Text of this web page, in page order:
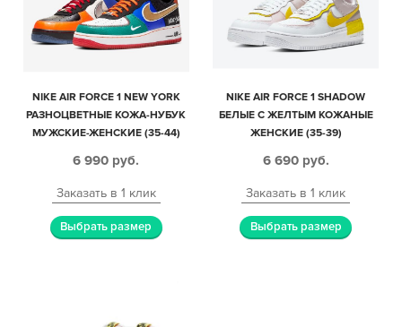
NIKE AIR FORCE 1 NEW YORK
РАЗНОЦВЕТНЫЕ КОЖА-НУБУК
МУЖСКИЕ-ЖЕНСКИЕ (35-44)
6 990 руб.
Заказать в 1 клик
Выбрать размер
NIKE AIR FORCE 1 SHADOW
БЕЛЫЕ С ЖЕЛТЫМ КОЖАНЫЕ
ЖЕНСКИЕ (35-39)
6 690 руб.
Заказать в 1 клик
Выбрать размер